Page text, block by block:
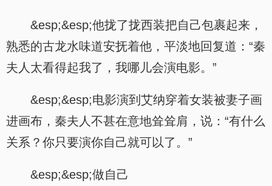
&esp;&esp;他拢了拢西装把自己包裹起来，
熟悉的古龙水味道安抚着他，平淡地回复道：“秦
夫人太看得起我了，我哪儿会演电影。”
&esp;&esp;电影演到艾纳穿着女装被妻子画
进画布，秦夫人不甚在意地耸耸肩，说：“有什么
关系？你只要演你自己就可以了。”
&esp;&esp;做自己